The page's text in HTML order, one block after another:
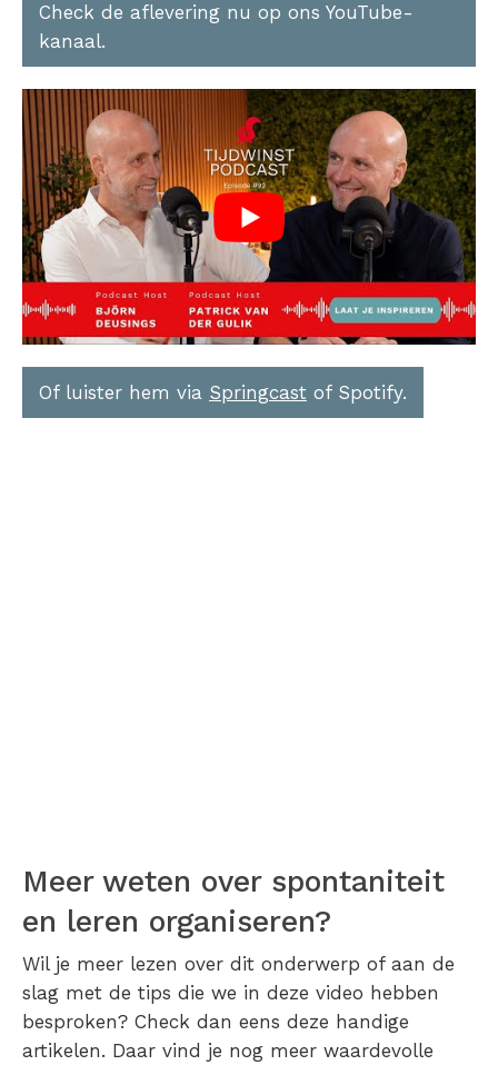
Check de aflevering nu op ons YouTube-
kanaal.
Of luister hem via Springcast of Spotify.
Meer weten over spontaniteit
en leren organiseren?
Wil je meer lezen over dit onderwerp of aan de
slag met de tips die we in deze video hebben
besproken? Check dan eens deze handige
artikelen. Daar vind je nog meer waardevolle